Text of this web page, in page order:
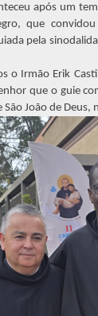
após um
que
pela
o Irmão Erik
que o guie
São João de